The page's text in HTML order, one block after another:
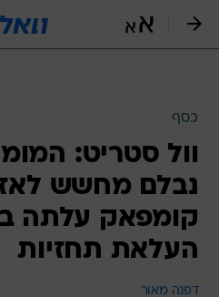
כסף
וול סטריט:
נבלם מחשש
העלאת תחזיות
דפנה מאור